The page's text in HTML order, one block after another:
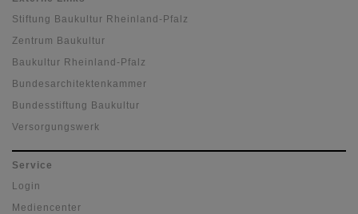
Stiftung Baukultur Rheinland-Pfalz
Zentrum Baukultur
Baukultur Rheinland-Pfalz
Bundesarchitektenkammer
Bundesstiftung Baukultur
Versorgungswerk
Service
Login
Mediencenter